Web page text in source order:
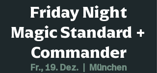
Friday Night
Magic Standard +
Commander
Fr., 19. Dez. München